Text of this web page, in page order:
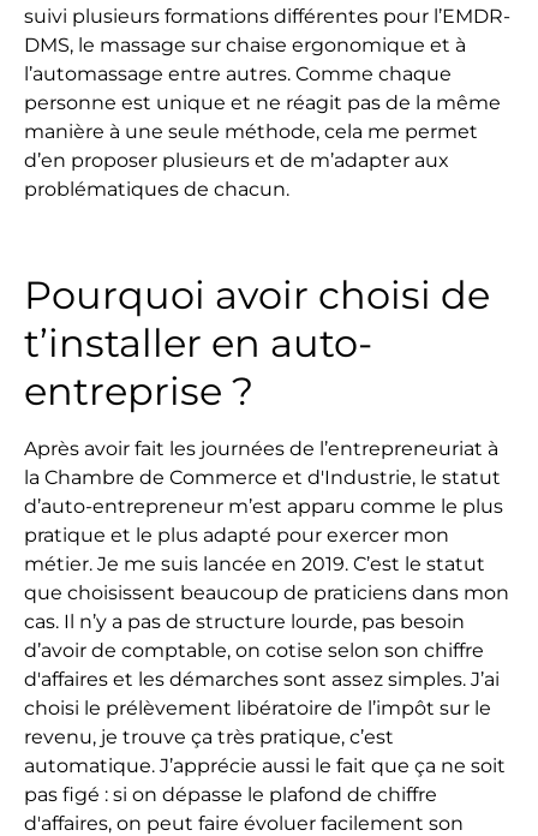
suivi plusieurs formations différentes pour l’EMDR-
DMS, le massage sur chaise ergonomique et à
l’automassage entre autres. Comme chaque
personne est unique et ne réagit pas de la même
manière à une seule méthode, cela me permet
d’en proposer plusieurs et de m’adapter aux
problématiques de chacun.
Pourquoi avoir choisi de
t’installer en auto-
entreprise ?
Après avoir fait les journées de l’entrepreneuriat à
la Chambre de Commerce et d'Industrie, le statut
d’auto-entrepreneur m’est apparu comme le plus
pratique et le plus adapté pour exercer mon
métier. Je me suis lancée en 2019. C’est le statut
que choisissent beaucoup de praticiens dans mon
cas. Il n’y a pas de structure lourde, pas besoin
d’avoir de comptable, on cotise selon son chiffre
d'affaires et les démarches sont assez simples. J’ai
choisi le prélèvement libératoire de l’impôt sur le
revenu, je trouve ça très pratique, c’est
automatique. J’apprécie aussi le fait que ça ne soit
pas figé : si on dépasse le plafond de chiffre
d'affaires, on peut faire évoluer facilement son